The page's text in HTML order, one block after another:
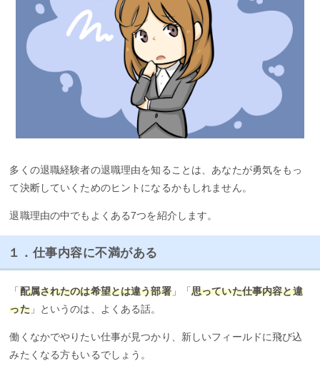
多くの退職経験者の退職理由を知ることは、あなたが勇気をもっ
て決断していくためのヒントになるかもしれません。
退職理由の中でもよくある7つを紹介します。
１．仕事内容に不満がある
「 配属されたのは希望とは違う部署」「思っていた仕事内容と違
った」というのは、よくある話。
働くなかでやりたい仕事が見つかり、新しいフィールドに飛び込
みたくなる方もいるでしょう。